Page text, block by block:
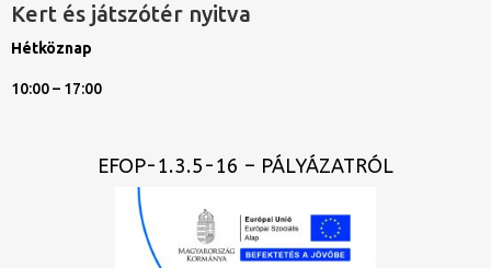
Kert és játszótér nyitva
Hétköznap
10:00 – 17:00
EFOP-1.3.5-16 – PÁLYÁZATRÓL